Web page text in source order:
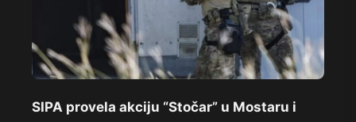
SIPA provela akciju “Stočar” u Mostaru i